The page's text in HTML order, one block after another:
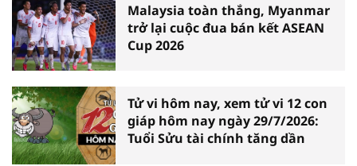
Malaysia toàn thắng, Myanmar
trở lại cuộc đua bán kết ASEAN
Cup 2026
Tử vi hôm nay, xem tử vi 12 con
giáp hôm nay ngày 29/7/2026:
Tuổi Sửu tài chính tăng dần